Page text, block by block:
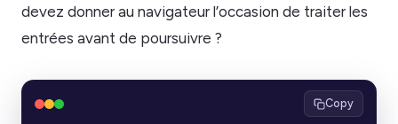
devez donner au navigateur l’occasion de traiter les
entrées avant de poursuivre ?
Copy